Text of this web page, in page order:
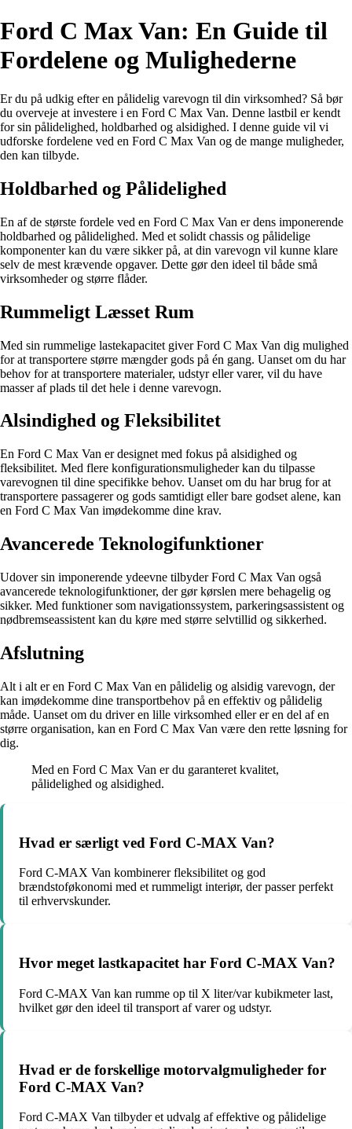
Ford C Max Van: En Guide til
Fordelene og Mulighederne
Er du på udkig efter en pålidelig varevogn til din virksomhed? Så bør
du overveje at investere i en Ford C Max Van. Denne lastbil er kendt
for sin pålidelighed, holdbarhed og alsidighed. I denne guide vil vi
udforske fordelene ved en Ford C Max Van og de mange muligheder,
den kan tilbyde.
Holdbarhed og Pålidelighed
En af de største fordele ved en Ford C Max Van er dens imponerende
holdbarhed og pålidelighed. Med et solidt chassis og pålidelige
komponenter kan du være sikker på, at din varevogn vil kunne klare
selv de mest krævende opgaver. Dette gør den ideel til både små
virksomheder og større flåder.
Rummeligt Læsset Rum
Med sin rummelige lastekapacitet giver Ford C Max Van dig mulighed
for at transportere større mængder gods på én gang. Uanset om du har
behov for at transportere materialer, udstyr eller varer, vil du have
masser af plads til det hele i denne varevogn.
Alsindighed og Fleksibilitet
En Ford C Max Van er designet med fokus på alsidighed og
fleksibilitet. Med flere konfigurationsmuligheder kan du tilpasse
varevognen til dine specifikke behov. Uanset om du har brug for at
transportere passagerer og gods samtidigt eller bare godset alene, kan
en Ford C Max Van imødekomme dine krav.
Avancerede Teknologifunktioner
Udover sin imponerende ydeevne tilbyder Ford C Max Van også
avancerede teknologifunktioner, der gør kørslen mere behagelig og
sikker. Med funktioner som navigationssystem, parkeringsassistent og
nødbremseassistent kan du køre med større selvtillid og sikkerhed.
Afslutning
Alt i alt er en Ford C Max Van en pålidelig og alsidig varevogn, der
kan imødekomme dine transportbehov på en effektiv og pålidelig
måde. Uanset om du driver en lille virksomhed eller er en del af en
større organisation, kan en Ford C Max Van være den rette løsning for
dig.
Med en Ford C Max Van er du garanteret kvalitet,
pålidelighed og alsidighed.
Hvad er særligt ved Ford C-MAX Van?
Ford C-MAX Van kombinerer fleksibilitet og god
brændstoføkonomi med et rummeligt interiør, der passer perfekt
til erhvervskunder.
Hvor meget lastkapacitet har Ford C-MAX Van?
Ford C-MAX Van kan rumme op til X liter/var kubikmeter last,
hvilket gør den ideel til transport af varer og udstyr.
Hvad er de forskellige motorvalgmuligheder for
Ford C-MAX Van?
Ford C-MAX Van tilbyder et udvalg af effektive og pålidelige